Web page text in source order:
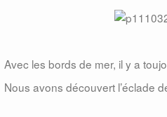
Avec les bords de mer, il y a
Nous avons découvert l’éclade